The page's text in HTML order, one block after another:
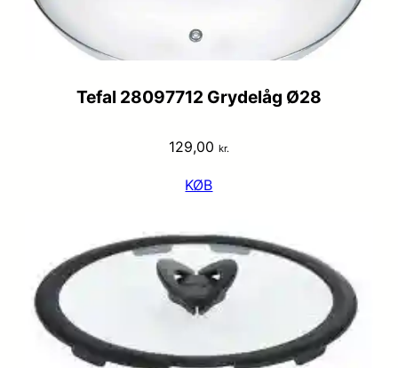
Tefal 28097712 Grydelåg Ø28
129,00 kr.
KØB